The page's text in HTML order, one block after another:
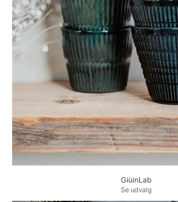
GiùinLab
Se udvalg